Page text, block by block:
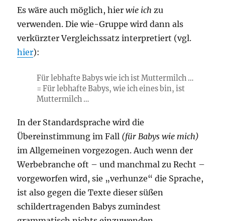
Es wäre auch möglich, hierwie ich zu
verwenden. Die wie-Gruppe wird dann als
verkürzter Vergleichssatz interpretiert (vgl.
hier):
Für lebhafte Babys wie ich ist Muttermilch …
= Für lebhafte Babys, wie ich eines bin, ist
Muttermilch …
In der Standardsprache wird die
Übereinstimmung im Fall (für Babys wie mich)
im Allgemeinen vorgezogen. Auch wenn der
Werbebranche oft – und manchmal zu Recht –
vorgeworfen wird, sie „verhunze“ die Sprache,
ist also gegen die Texte dieser süßen
schildertragenden Babys zumindest